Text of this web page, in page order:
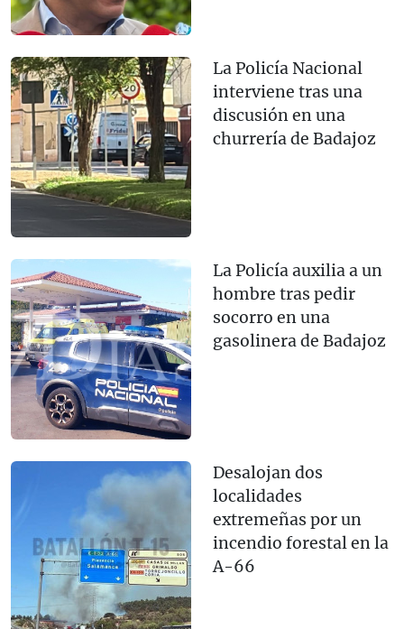
La Policía Nacional
interviene tras una
discusión en una
churrería de Badajoz
La Policía auxilia a un
hombre tras pedir
socorro en una
gasolinera de Badajoz
Desalojan dos
localidades
extremeñas por un
incendio forestal en la
A-66